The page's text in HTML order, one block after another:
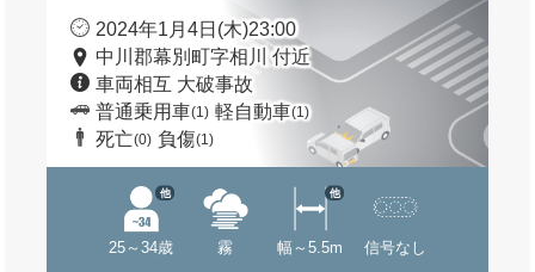
2024年1月4日(木)23:00
中川郡幕別町字相川 付近
車両相互 大破事故
普通乗用車(1) 軽自動車(1)
死亡(0) 負傷(1)
25～34歳
他
霧 幅～5.5m
他
信号なし